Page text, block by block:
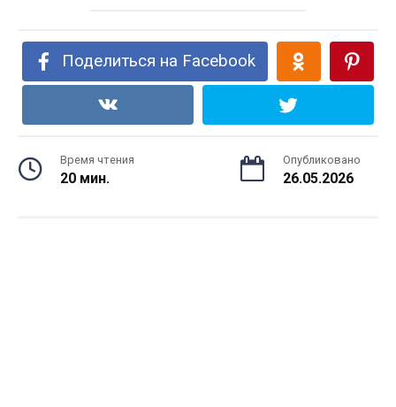
Поделиться на Facebook
Время чтения
20 мин.
Опубликовано
26.05.2026